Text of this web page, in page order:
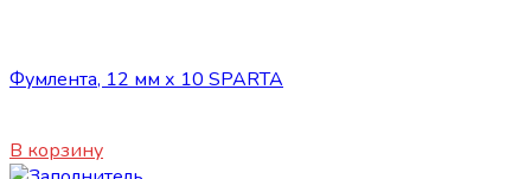
Фумлента, 12 мм х 10 SPARTA
В корзину